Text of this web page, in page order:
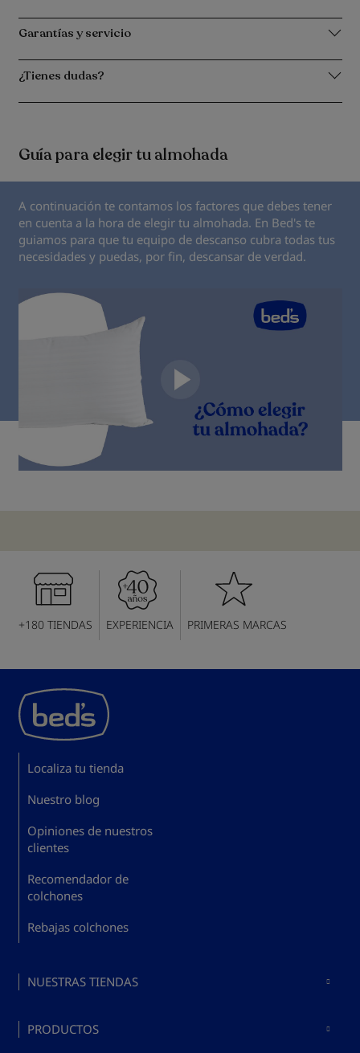
Garantías y servicio
¿Tienes dudas?
Guía para elegir tu almohada
A continuación te contamos los factores que debes tener
en cuenta a la hora de elegir tu almohada. En Bed's te
guiamos para que tu equipo de descanso cubra todas tus
necesidades y puedas, por fin, descansar de verdad.
+180 TIENDAS EXPERIENCIA PRIMERAS MARCAS
Localiza tu tienda
Nuestro blog
Opiniones de nuestros
clientes
Recomendador de
colchones
Rebajas colchones
NUESTRAS TIENDAS
PRODUCTOS